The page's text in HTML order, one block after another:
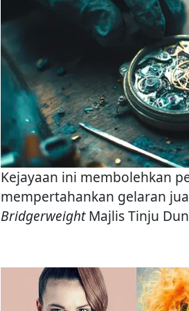
Kejayaan ini membolehkan
mempertahankan gelaran
BridgerweightMajlis Tinju